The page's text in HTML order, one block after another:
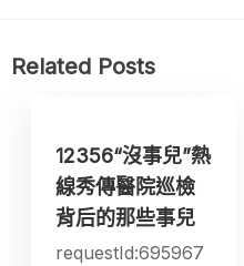
Related Posts
12356“沒事兒”熱
線秀傳醫院巡檢
背后的那些事兒
requestId:695967